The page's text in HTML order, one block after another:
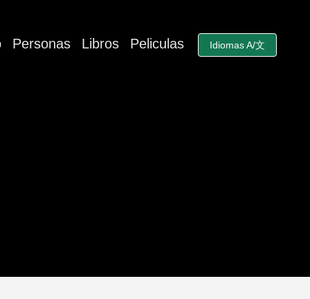
Personas Libros Peliculas Idiomas A/文